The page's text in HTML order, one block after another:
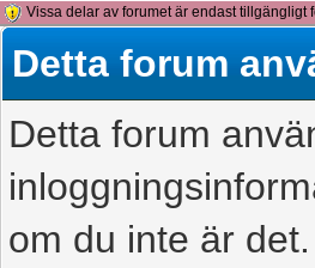
Vissa delar av forumet är endast
detta meddelande.
Detta forum
Detta forum
om du inte är